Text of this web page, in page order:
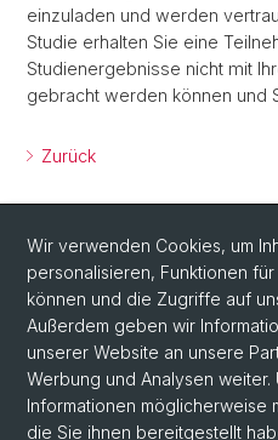
einzuladen und werden
Studie erhalten Sie eine
Studienergebnisse nicht mit
gebracht werden können und
Zurück
Social Media
Facebook
Wir verwenden Cookies, um
personalisieren, Funktionen
können und die Zugriffe auf
Außerdem geben wir
unserer Website an unsere
Werbung und Analysen
Informationen möglicherweise
die Sie ihnen bereitgestellt